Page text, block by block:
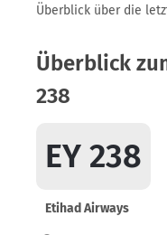
Überblick über die
Überblick
238
EY 238
Etihad Airways